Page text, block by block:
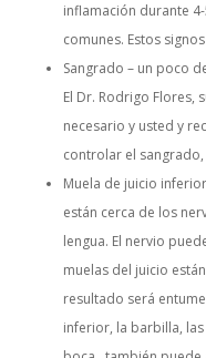
inflamación durante
comunes. Estos
Sangrado – un poco
El Dr. Rodrigo Flores,
necesario y usted y
controlar el
Muela de juicio
están cerca de los
lengua. El nervio
muelas del juicio
resultado será
inferior, la barbilla,